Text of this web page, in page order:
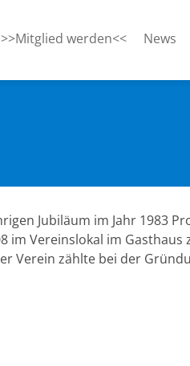
>>Mitglied werden<< News
Jubiläum im Jahr 1983
im Vereinslokal im Gasthaus
Verein zählte bei der